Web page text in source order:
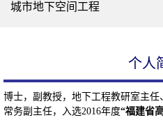
城市地下空间工程
个人
博士，副教授，地下工程教研室主
常务副主任，入选2016年度“福建省